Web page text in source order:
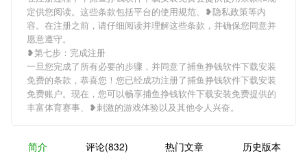
定供您阅读。这些条款包括平台的使用规范、❥隐私政策等内
容。在注册之前，请仔细阅读并理解这些条款，并确保您同意并
愿意遵守。
❥第七步：完成注册
一旦您完成了所有必要的步骤，并同意了捕鱼挣钱软件下载安装
免费的条款，恭喜您！您已经成功注册了捕鱼挣钱软件下载安装
免费账户。现在，您可以畅享捕鱼挣钱软件下载安装免费提供的
丰富体育赛事、❥刺激的游戏体验以及其他令人兴奋。
简介 评论(832) 热门文章 历史版本